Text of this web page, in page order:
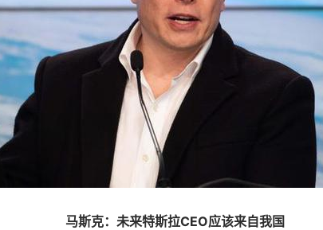
马斯克：未来特斯拉CEO应该来自我国